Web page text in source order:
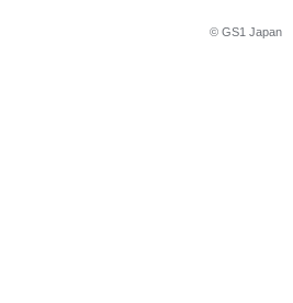
© GS1 Japan